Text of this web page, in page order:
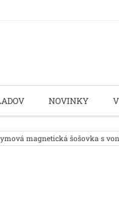
NOVINKY
magnetická šošovka s